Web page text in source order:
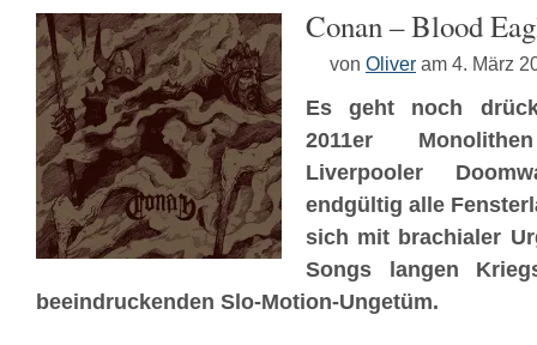
Conan – Blood
von Oliver am 4. März
Es geht noch
2011er
Liverpooler
endgültig alle
sich mit brachialer
Songs langen
beeindruckenden Slo-Motion-Ungetüm.